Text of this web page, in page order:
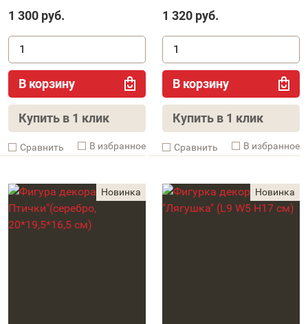
1 300 руб.
В корзину
Купить в 1 клик
Cравнить В избранное
1 320 руб.
В корзину
Купить в 1 клик
Cравнить В избранное